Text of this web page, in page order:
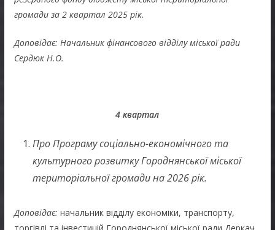
громади за 2 квартал 2025 рік.
Доповідає: Начальник фінансового відділу міської ради
Сердюк Н.О.
4 квартал
Про Програму соціально-економічного та
культурного розвитку Городнянської міської
територіальної громади на 2026 рік.
Доповідає: начальник відділу економіки, транспорту,